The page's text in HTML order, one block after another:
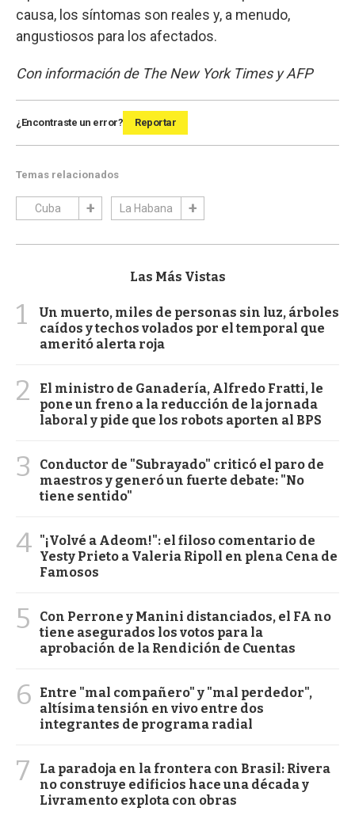
causa, los síntomas son reales y, a menudo,
angustiosos para los afectados.
Con información de The New York Times y AFP
¿Encontraste un error? Reportar
Temas relacionados
Cuba La Habana
Las Más Vistas
1
Un muerto, miles de personas sin luz, árboles
caídos y techos volados por el temporal que
ameritó alerta roja
2
El ministro de Ganadería, Alfredo Fratti, le
pone un freno a la reducción de la jornada
laboral y pide que los robots aporten al BPS
3
Conductor de "Subrayado" criticó el paro de
maestros y generó un fuerte debate: "No
tiene sentido"
4 "¡Volvé a Adeom!": el filoso comentario de
Yesty Prieto a Valeria Ripoll en plena Cena de
Famosos
5
Con Perrone y Manini distanciados, el FA no
tiene asegurados los votos para la
aprobación de la Rendición de Cuentas
6
Entre "mal compañero" y "mal perdedor",
altísima tensión en vivo entre dos
integrantes de programa radial
7
La paradoja en la frontera con Brasil: Rivera
no construye edificios hace una década y
Livramento explota con obras